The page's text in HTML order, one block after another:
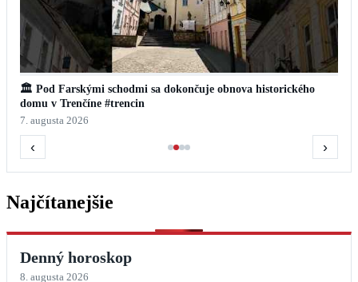
🏛️ Pod Farskými schodmi sa dokončuje obnova historického
domu v Trenčíne #trencin
7. augusta 2026
‹ ›
Najčítanejšie
Denný horoskop
8. augusta 2026